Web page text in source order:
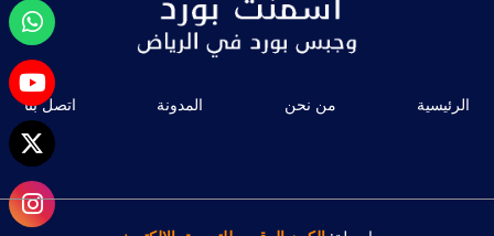
الرئيسية من نحن المدونة اتصل بنا